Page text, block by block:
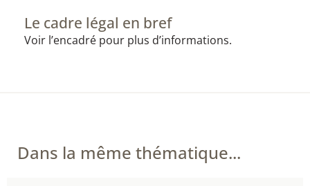
Le cadre légal en bref
Voir l’encadré pour plus d’informations.
Dans la même thématique...